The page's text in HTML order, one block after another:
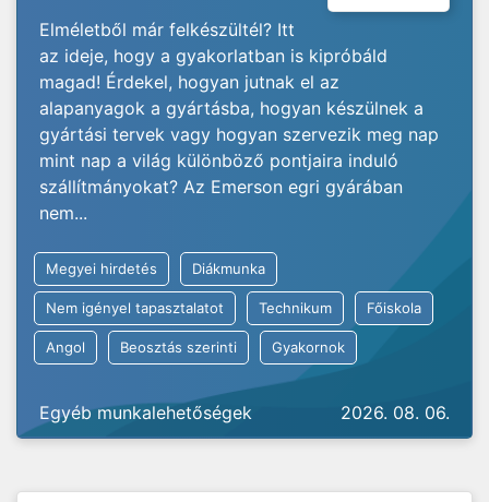
Elméletből már felkészültél? Itt
az ideje, hogy a gyakorlatban is kipróbáld
magad! Érdekel, hogyan jutnak el az
alapanyagok a gyártásba, hogyan készülnek a
gyártási tervek vagy hogyan szervezik meg nap
mint nap a világ különböző pontjaira induló
szállítmányokat? Az Emerson egri gyárában
nem...
Megyei hirdetés Diákmunka
Nem igényel tapasztalatot Technikum Főiskola
Angol Beosztás szerinti Gyakornok
Egyéb munkalehetőségek 2026. 08. 06.